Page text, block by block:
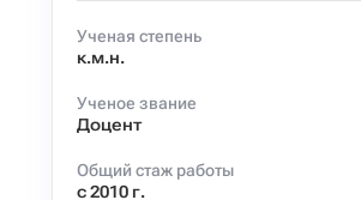
Ученая степень
к.м.н.
Ученое звание
Доцент
Общий стаж работы
с 2010 г.